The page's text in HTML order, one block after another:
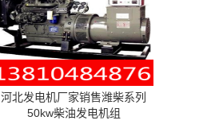
河北发电机厂家销售潍柴系列
50kw柴油发电机组